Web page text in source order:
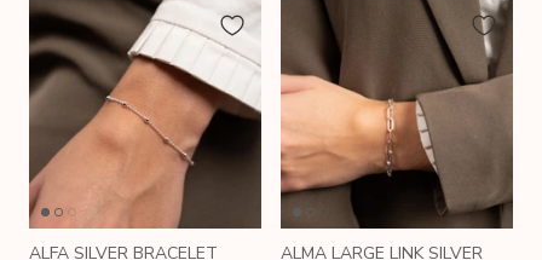
ALFA SILVER BRACELET ALMA LARGE LINK SILVER